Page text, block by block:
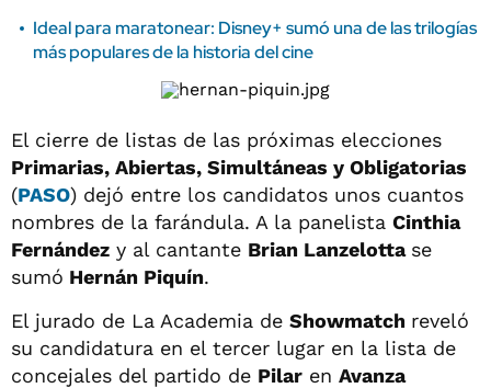
Ideal para maratonear: Disney+ sumó una de las trilogías
más populares de la historia del cine
El cierre de listas de las próximas elecciones
Primarias, Abiertas, Simultáneas y Obligatorias
(PASO) dejó entre los candidatos unos cuantos
nombres de la farándula. A la panelista Cinthia
Fernández y al cantante Brian Lanzelotta se
sumó Hernán Piquín.
El jurado de La Academia de Showmatch reveló
su candidatura en el tercer lugar en la lista de
concejales del partido de Pilar en Avanza